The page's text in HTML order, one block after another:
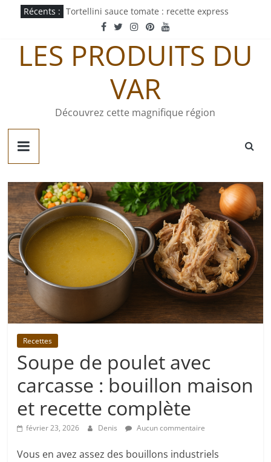
PasserRécents : Tortellini sauce tomate : recette express
Mayonnaise au curry : recette maison facile
Pâté gaumais : recette et origine
Quiche jurassienne : recette traditionnelle
LES PRODUITS DU
VAR
Découvrez cette magnifique région
Recettes
Soupe de poulet avec
carcasse : bouillon maison
et recette complète
février 23, 2026 Denis Aucun commentaire
Vous en avez assez des bouillons industriels